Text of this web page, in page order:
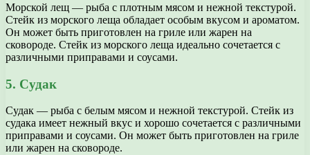
Морской лещ — рыба с плотным мясом и нежной текстурой.
Стейк из морского леща обладает особым вкусом и ароматом.
Он может быть приготовлен на гриле или жарен на
сковороде. Стейк из морского леща идеально сочетается с
различными приправами и соусами.
5. Судак
Судак — рыба с белым мясом и нежной текстурой. Стейк из
судака имеет нежный вкус и хорошо сочетается с различными
приправами и соусами. Он может быть приготовлен на гриле
или жарен на сковороде.